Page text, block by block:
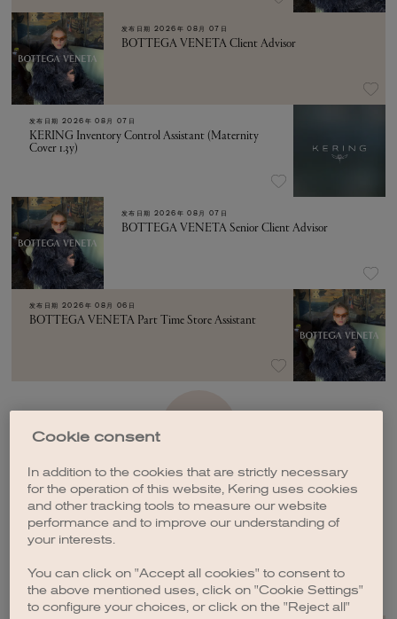
发布日期 2026年 08月 07日
BOTTEGA VENETA Client Advisor
发布日期 2026年 08月 07日
KERING Inventory Control Assistant (Maternity
Cover 1.3y)
发布日期 2026年 08月 07日
BOTTEGA VENETA Senior Client Advisor
发布日期 2026年 08月 06日
BOTTEGA VENETA Part Time Store Assistant
Cookie consent
In addition to the cookies that are strictly necessary
for the operation of this website, Kering uses cookies
and other tracking tools to measure our website
performance and to improve our understanding of
your interests.
You can click on "Accept all cookies" to consent to
the above mentioned uses, click on "Cookie Settings"
to configure your choices, or click on the "Reject all"